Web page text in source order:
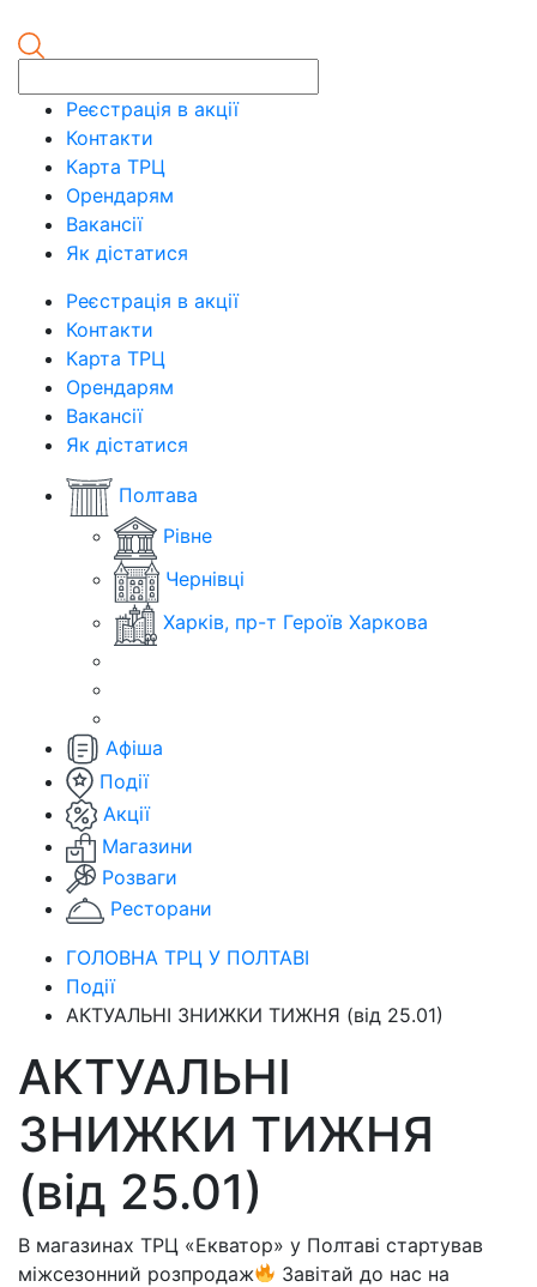
Реєстрація в акції
Контакти
Карта ТРЦ
Орендарям
Вакансії
Як дістатися
Реєстрація в акції
Контакти
Карта ТРЦ
Орендарям
Вакансії
Як дістатися
Полтава
Рівне
Чернівці
Харків, пр-т Героїв Харкова
Афіша
Події
Акції
Магазини
Розваги
Ресторани
ГОЛОВНА ТРЦ У ПОЛТАВІ
Події
АКТУАЛЬНІ ЗНИЖКИ ТИЖНЯ (від 25.01)
АКТУАЛЬНІ
ЗНИЖКИ ТИЖНЯ
(від 25.01)
В магазинах ТРЦ «Екватор» у Полтаві стартував
міжсезонний розпродаж
Завітай до нас на